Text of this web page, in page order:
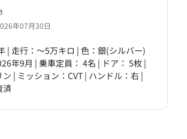
年07月30日
| 走行：～5万キロ | 色：銀(シルバー)
年9月 | 乗車定員： 4名 | ドア： 5枚 |
| ミッション：CVT | ハンドル：右 |
済